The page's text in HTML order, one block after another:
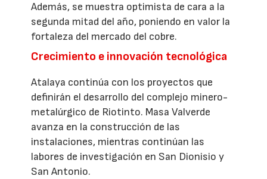
Además, se muestra optimista de cara a la
segunda mitad del año, poniendo en valor la
fortaleza del mercado del cobre.
Crecimiento e innovación tecnológica
Atalaya continúa con los proyectos que
definirán el desarrollo del complejo minero-
metalúrgico de Riotinto. Masa Valverde
avanza en la construcción de las
instalaciones, mientras continúan las
labores de investigación en San Dionisio y
San Antonio.